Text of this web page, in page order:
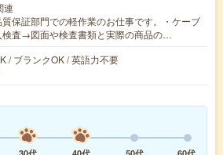
連
質保証部門での軽作業のお仕事です。・ケーブ
検査→図面や検査書類と実際の商品の…
/ ブランクOK / 英語力不要